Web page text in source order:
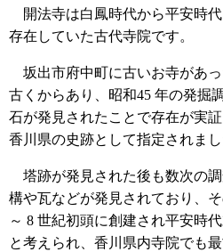
開法寺は白鳳時代から平安時
存在していた古代寺院です。
坂出市府中町に古いお寺があ
古くからあり、昭和45 年の発掘
石が発見されたことで存在が実
香川県の史跡として指定されまし
塔跡が発見された後も数次の
構や瓦などが発見されており、
～ 8 世紀初頭に創建され平安時
と考えられ、香川県内寺院でも